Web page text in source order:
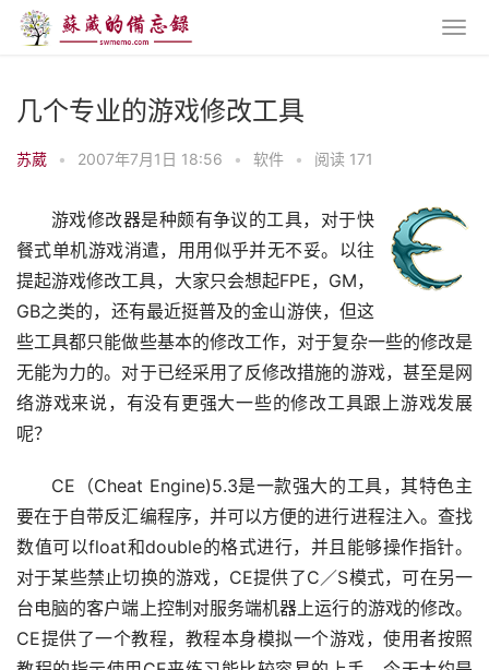
几个专业的游戏修改工具
苏葳 • 2007年7月1日 18:56 • 软件 • 阅读 171
游戏修改器是种颇有争议的工具，对于快
餐式单机游戏消遣，用用似乎并无不妥。以往
提起游戏修改工具，大家只会想起FPE，GM，
GB之类的，还有最近挺普及的金山游侠，但这
些工具都只能做些基本的修改工作，对于复杂一些的修改是
无能为力的。对于已经采用了反修改措施的游戏，甚至是网
络游戏来说，有没有更强大一些的修改工具跟上游戏发展
呢？
CE（Cheat Engine)5.3是一款强大的工具，其特色主
要在于自带反汇编程序，并可以方便的进行进程注入。查找
数值可以float和double的格式进行，并且能够操作指针。
对于某些禁止切换的游戏，CE提供了C／S模式，可在另一
台电脑的客户端上控制对服务端机器上运行的游戏的修改。
CE提供了一个教程，教程本身模拟一个游戏，使用者按照